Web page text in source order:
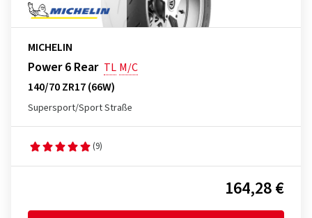
MICHELIN
Power 6 Rear TL M/C
140/70 ZR17 (66W)
Supersport/Sport Straße
(9)
164,28 €